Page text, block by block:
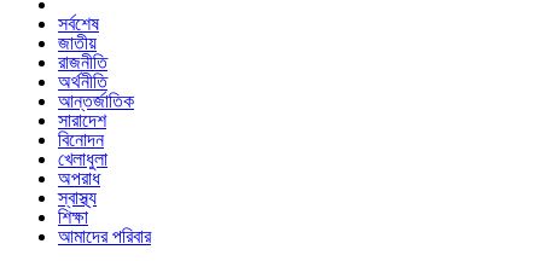
সর্বশেষ
জাতীয়
রাজনীতি
অর্থনীতি
আন্তর্জাতিক
সারাদেশ
বিনোদন
খেলাধুলা
অপরাধ
স্বাস্থ্য
শিক্ষা
আমাদের পরিবার